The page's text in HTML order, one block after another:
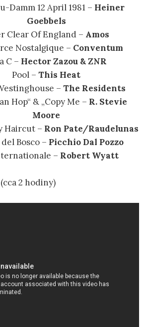
Damm 12 April 1981 – Heiner
Goebbels
Clear Of England – Amos
Nostalgique – Conventum
C – Hector Zazou & ZNR
Pool – This Heat
– The Residents
Hop“ & „Copy Me – R. Stevie
Moore
Haircut – Ron Pate/Raudelunas
Bosco – Picchio Dal Pozzo
– Robert Wyatt
2 hodiny)